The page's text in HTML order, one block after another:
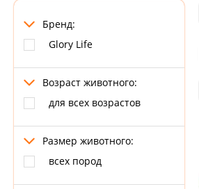
Бренд:
Glory Life
Возраст животного:
для всех возрастов
Размер животного:
всех пород